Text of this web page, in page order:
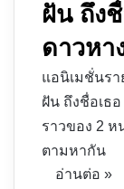
ฝัน ถึง
ดาวหา
แอนิเมชั่นรา
ฝัน ถึงชื่อเธ
ราวของ 2
ตามหากัน
อ่านต่อ »